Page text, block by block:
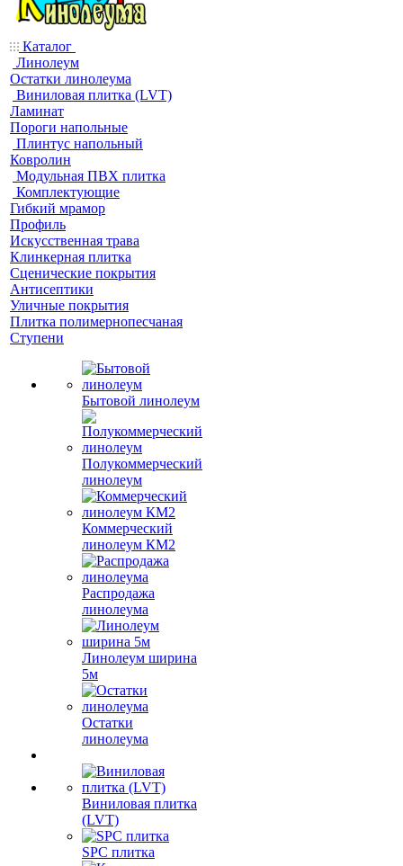
Каталог
Линолеум
Остатки линолеума
Виниловая плитка (LVT)
Ламинат
Пороги напольные
Плинтус напольный
Ковролин
Модульная ПВХ плитка
Комплектующие
Гибкий мрамор
Профиль
Искусственная трава
Клинкерная плитка
Сценические покрытия
Антисептики
Уличные покрытия
Плитка полимернопесчаная
Ступени
Бытовой линолеум
Полукоммерческий
линолеум
Коммерческий
линолеум КМ2
Распродажа
линолеума
Линолеум ширина
5м
Остатки
линолеума
Виниловая плитка
(LVT)
SPC плитка